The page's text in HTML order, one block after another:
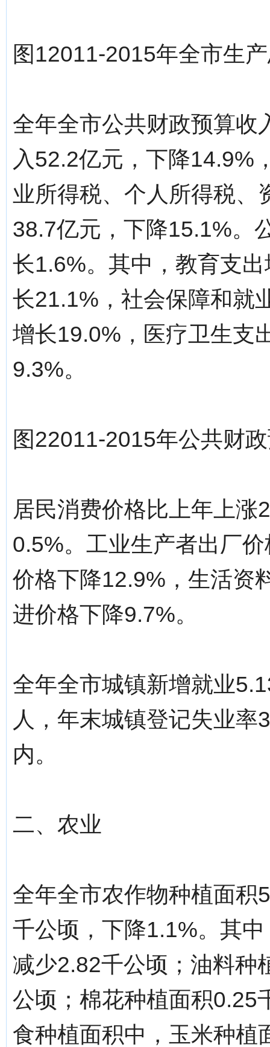
图12011-2015年全市生
全年全市公共财政预算收
入52.2亿元，下降14.9%
业所得税、个人所得税、
38.7亿元，下降15.1%。
长1.6%。其中，教育支
长21.1%，社会保障和就
增长19.0%，医疗卫生支
9.3%。
图22011-2015年公共财
居民消费价格比上年上
0.5%。工业生产者出厂
价格下降12.9%，生活资
进价格下降9.7%。
全年全市城镇新增就业
人，年末城镇登记失业
内。
二、农业
全年全市农作物种植面积
千公顷，下降1.1%。其
减少2.82千公顷；油料种
公顷；棉花种植面积0.25
食种植面积中，玉米种植